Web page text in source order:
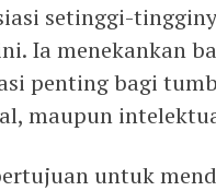
setinggi-
Ia menekankan
penting bagi
maupun
untuk